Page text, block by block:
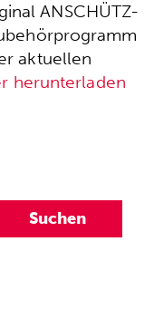
ANSCHÜTZ-
aktuellen
herunterladen